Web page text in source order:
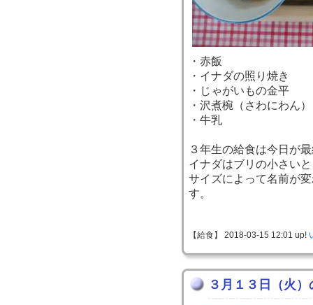
・赤飯
・イナダの照り焼き
・じゃがいもの金平
・沢煮椀（さわにわん）
・牛乳
３年生の給食は今日が
イナダはブリの小さい
サイズによって名前が
す。
【給食】 2018-03-15 12:01 up!
３月１３日（火）